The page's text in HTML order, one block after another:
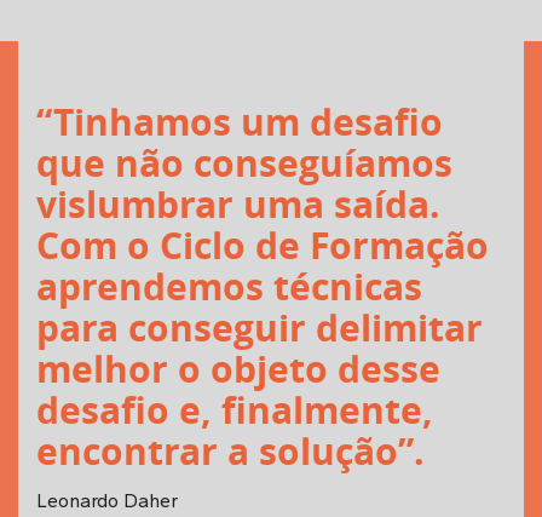
“Tinhamos um desafio
que não conseguíamos
vislumbrar uma saída.
Com o Ciclo de Formação
aprendemos técnicas
para conseguir delimitar
melhor o objeto desse
desafio e, finalmente,
encontrar a solução”.
Leonardo Daher